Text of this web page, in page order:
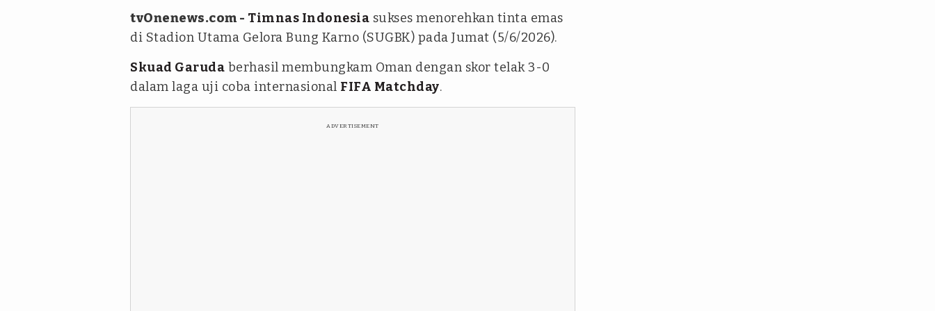
tvOnenews.com - Timnas Indonesia sukses menorehkan tinta emas
di Stadion Utama Gelora Bung Karno (SUGBK) pada Jumat (5/6/2026).
Skuad Garuda berhasil membungkam Oman dengan skor telak 3-0
dalam laga uji coba internasional FIFA Matchday.
ADVERTISEMENT